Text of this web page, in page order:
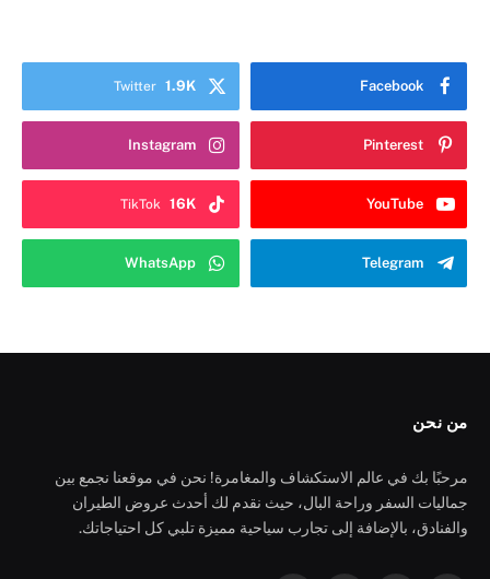
Facebook
Twitter 1.9K
Pinterest
Instagram
YouTube
TikTok 16K
Telegram
WhatsApp
من نحن
مرحبًا بك في عالم الاستكشاف والمغامرة! نحن في موقعنا نجمع بين
جماليات السفر وراحة البال، حيث نقدم لك أحدث عروض الطيران
والفنادق، بالإضافة إلى تجارب سياحية مميزة تلبي كل احتياجاتك.